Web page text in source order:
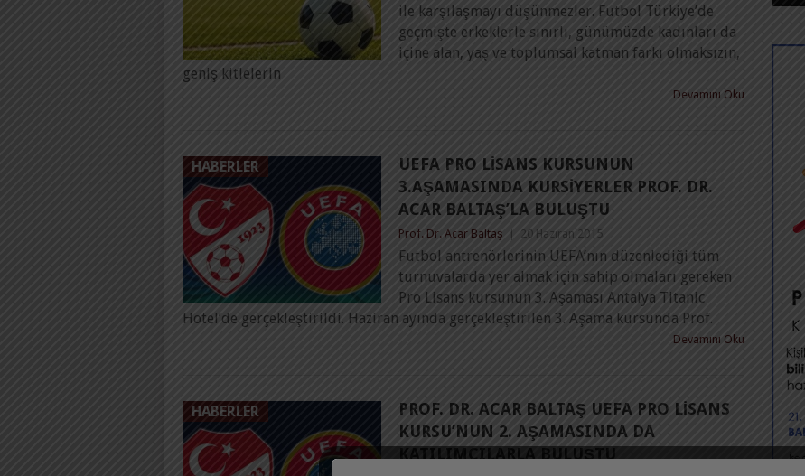
ile karşılaşmayı düşünmezler. Futbol Türkiye’de
geçmişte erkeklerle sınırlı, günümüzde kadınları da
içine alan, yaş ve toplumsal katman farkı olmaksızın,
geniş kitlelerin
Devamını Oku
HABERLER
UEFA PRO LISANS KURSUNUN
3.AŞAMASINDA KURSIYERLER PROF. DR.
ACAR BALTAŞ’LA BULUŞTU
Prof. Dr. Acar Baltaş 20 Haziran 2015
Futbol antrenörlerinin UEFA’nın düzenlediği tüm
turnuvalarda yer almak için sahip olmaları gereken
Pro Lisans kursunun 3. Aşaması Antalya Titanic
Hotel’de gerçekleştirildi. Haziran ayında gerçekleştirilen 3. Aşama kursunda Prof.
Devamını Oku
HABERLER
PROF. DR. ACAR BALTAŞ UEFA PRO LISANS
KURSU’NUN 2. AŞAMASINDA DA